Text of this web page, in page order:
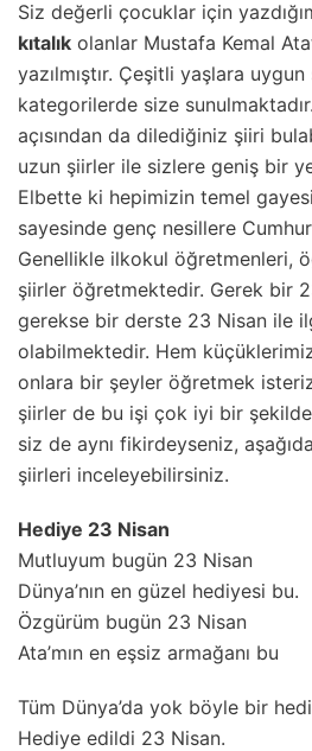
Siz değerli çocuklar için
kıtalık olanlar Mustafa Kemal
yazılmıştır. Çeşitli yaşlara uygun
kategorilerde size
açısından da dilediğiniz şiiri
uzun şiirler ile sizlere geniş bir
Elbette ki hepimizin temel
sayesinde genç nesillere
Genellikle ilkokul öğretmenleri,
şiirler öğretmektedir. Gerek bir
gerekse bir derste 23 Nisan ile
olabilmektedir. Hem
onlara bir şeyler öğretmek
şiirler de bu işi çok iyi bir
siz de aynı fikirdeyseniz,
şiirleri inceleyebilirsiniz.
Hediye 23 Nisan
Mutluyum bugün 23 Nisan
Dünya’nın en güzel hediyesi bu.
Özgürüm bugün 23 Nisan
Ata’mın en eşsiz armağanı bu
Tüm Dünya’da yok böyle bir
Hediye edildi 23 Nisan.